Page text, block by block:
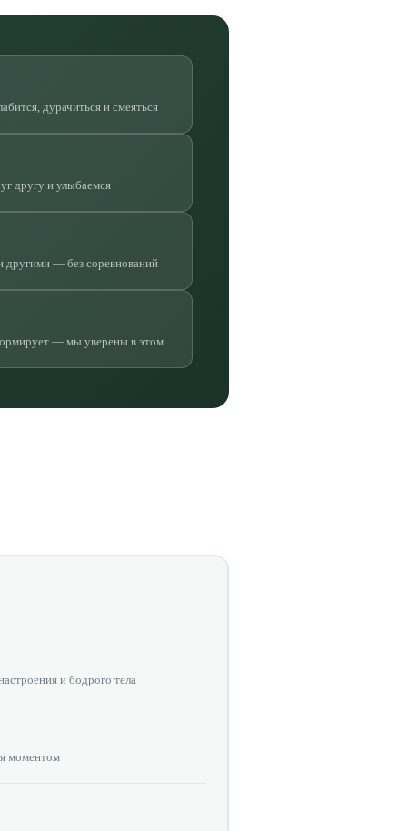
дурачиться и смеяться
другу и улыбаемся
другими — без соревнований
— мы уверены в этом
и бодрого тела
моментом